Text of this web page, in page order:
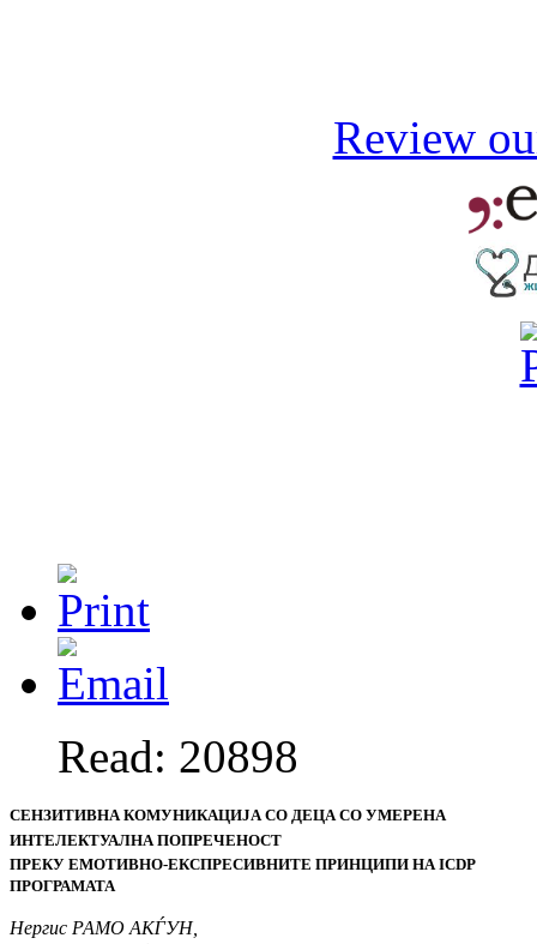
Review
Read: 20898
СЕНЗИТИВНА КОМУНИКАЦИЈАСО ДЕЦА СО УМЕРЕНА
ИНТЕЛЕКТУАЛНА ПОПРЕЧЕНОСТ
ПРЕКУ ЕМОТИВНО-ЕКСПРЕСИВНИТЕ ПРИНЦИПИ НАICDP
ПРОГРАМАТА
Нергис РАМО АКЃУН,